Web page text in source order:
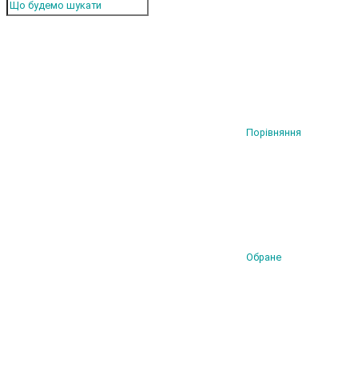
Порівняння
Обране